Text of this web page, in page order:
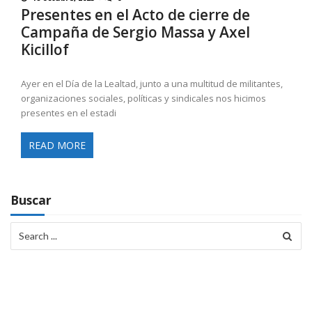
Presentes en el Acto de cierre de
Campaña de Sergio Massa y Axel
Kicillof
Ayer en el Día de la Lealtad, junto a una multitud de militantes,
organizaciones sociales, políticas y sindicales nos hicimos
presentes en el estadi
READ MORE
Buscar
for: